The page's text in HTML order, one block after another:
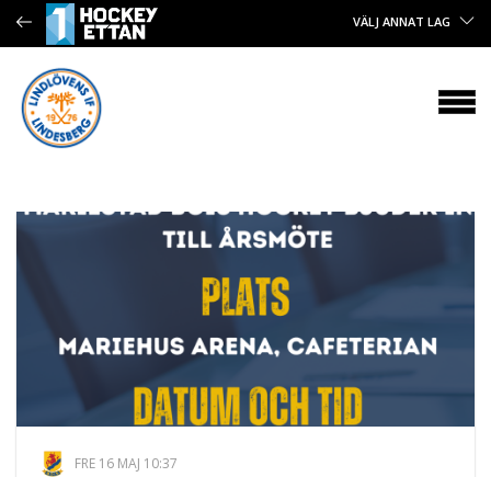
VÄLJ ANNAT LAG
FRE 16 MAJ 10:37